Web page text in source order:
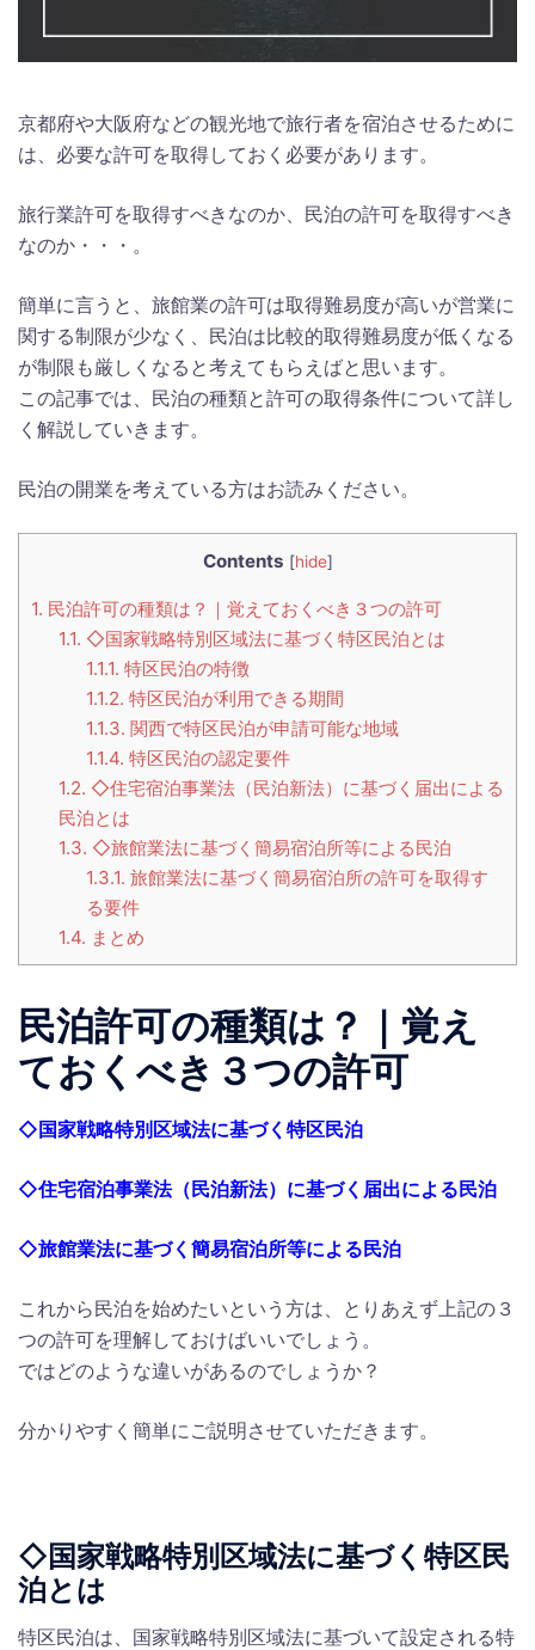
京都府や大阪府などの観光地で旅行者を宿泊させるために
は、必要な許可を取得しておく必要があります。
旅行業許可を取得すべきなのか、民泊の許可を取得すべき
なのか・・・。
簡単に言うと、旅館業の許可は取得難易度が高いが営業に
関する制限が少なく、民泊は比較的取得難易度が低くなる
が制限も厳しくなると考えてもらえばと思います。
この記事では、民泊の種類と許可の取得条件について詳し
く解説していきます。
民泊の開業を考えている方はお読みください。
Contents [hide]
1. 民泊許可の種類は？｜覚えておくべき３つの許可
1.1. ◇国家戦略特別区域法に基づく特区民泊とは
1.1.1. 特区民泊の特徴
1.1.2. 特区民泊が利用できる期間
1.1.3. 関西で特区民泊が申請可能な地域
1.1.4. 特区民泊の認定要件
1.2. ◇住宅宿泊事業法（民泊新法）に基づく届出による
民泊とは
1.3. ◇旅館業法に基づく簡易宿泊所等による民泊
1.3.1. 旅館業法に基づく簡易宿泊所の許可を取得す
る要件
1.4. まとめ
民泊許可の種類は？｜覚え
ておくべき３つの許可
◇国家戦略特別区域法に基づく特区民泊
◇住宅宿泊事業法（民泊新法）に基づく届出による民泊
◇旅館業法に基づく簡易宿泊所等による民泊
これから民泊を始めたいという方は、とりあえず上記の３
つの許可を理解しておけばいいでしょう。
ではどのような違いがあるのでしょうか？
分かりやすく簡単にご説明させていただきます。
◇国家戦略特別区域法に基づく特区民
泊とは
特区民泊は、国家戦略特別区域法に基づいて設定される特